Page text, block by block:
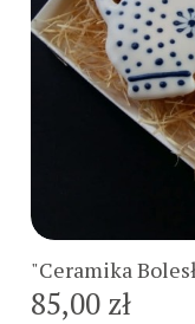
"Ceramika
85,00 zł